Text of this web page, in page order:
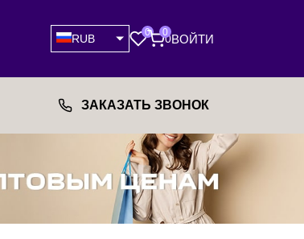
RUB
0 0
0ВОЙТИ
ЗАКАЗАТЬ ЗВОНОК